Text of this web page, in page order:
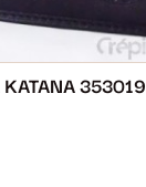
KATANA 353019